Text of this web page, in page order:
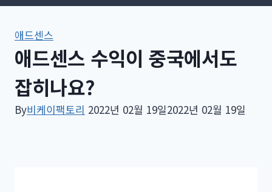
애드센스
애드센스 수익이 중국에서도
잡히나요?
By비케이팩토리 2022년 02월 19일2022년 02월 19일